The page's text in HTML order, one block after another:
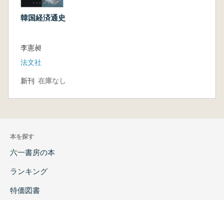
韓国経済通史
李憲昶
法文社
新刊 在庫なし
本を探す
六一書房の本
ランキング
特価図書